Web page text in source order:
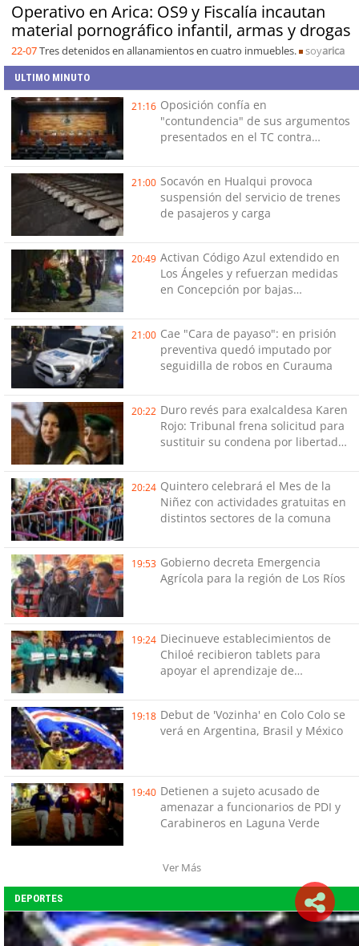
Operativo en Arica: OS9 y Fiscalía incautan
material pornográfico infantil, armas y drogas
22-07Tres detenidos en allanamientos en cuatro inmuebles. soyarica
ULTIMO MINUTO
21:16 Oposición confía en
"contundencia" de sus argumentos
presentados en el TC contra
21:00 Socavón en Hualqui provoca
suspensión del servicio de trenes
de pasajeros y carga
20:49 Activan Código Azul extendido en
Los Ángeles y refuerzan medidas
en Concepción por bajas
semana
21:00 Cae "Cara de payaso": en prisión
preventiva quedó imputado por
seguidilla de robos en Curauma
20:22 Duro revés para exalcaldesa Karen
Rojo: Tribunal frena solicitud para
sustituir su condena por libertad
20:24 Quintero celebrará el Mes de la
Niñez con actividades gratuitas en
distintos sectores de la comuna
19:53 Gobierno decreta Emergencia
Agrícola para la región de Los Ríos
19:24 Diecinueve establecimientos de
Chiloé recibieron tablets para
apoyar el aprendizaje de
19:18 Debut de 'Vozinha' en Colo Colo se
verá en Argentina, Brasil y México
19:40 Detienen a sujeto acusado de
amenazar a funcionarios de PDI y
Carabineros en Laguna Verde
Ver Más
DEPORTES